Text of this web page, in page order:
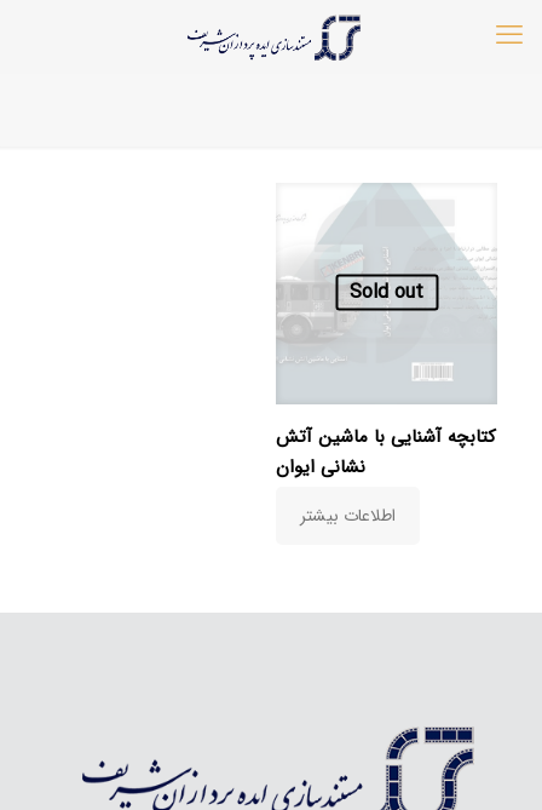
Sold out
کتابچه آشنایی با ماشین آتش
نشانی ایوان
اطلاعات بیشتر